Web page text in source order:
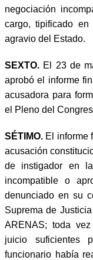
negociación
cargo, tipificado
agravio del Estado.
SEXTO. El 23 de
aprobó el informe
acusadora para
el Pleno del
SÉTIMO. El informe
acusación
de instigador en
incompatible o
denunciado en su
Suprema de
ARENAS; toda
juicio suficientes
funcionario había